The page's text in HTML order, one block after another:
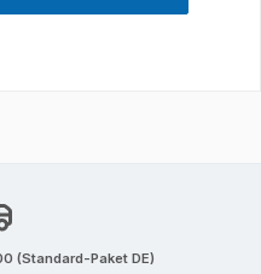
(Standard-Paket DE)